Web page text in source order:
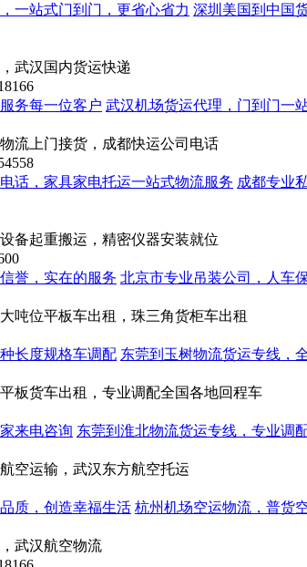
一站式门到门，更省心省力 深圳美国到中国
武汉国内货运快递
务每一位客户 武汉机场货运代理，门到门一
流上门接货，成都快运公司电话
话，家具家电托运一站式物流服务 成都专业
备起重搬运，精密仪器安装就位
誉，实在的服务 北京市专业吊装公司，人车
吨位平板车出租，珠三角货柜车出租
长度规格车调配 东莞到玉树物流货运专线，
板货车出租，专业调配全国各地回程车
来电咨询 东莞到淮北物流货运专线，专业调
空运输，武汉东方航空托运
质，创造幸福生活 杭州机场空运物流，普货
武汉航空物流